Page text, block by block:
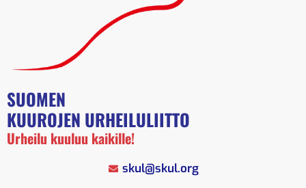
SUOMEN
KUUROJEN URHEILULIITTO
Urheilu kuuluu kaikille!
skul@skul.org